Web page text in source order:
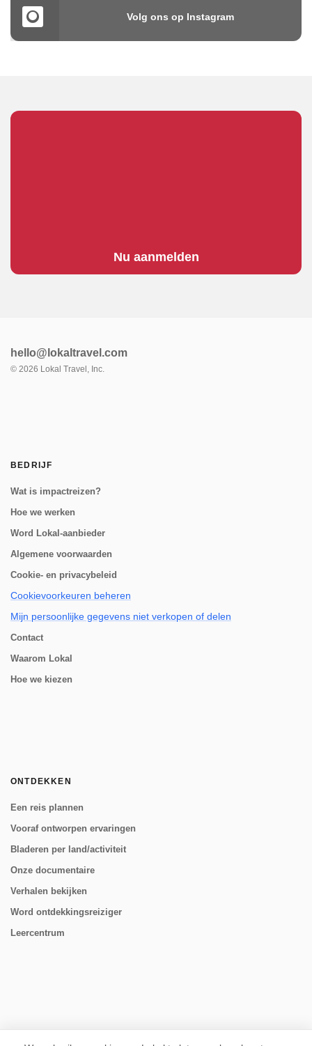
Volg ons op Instagram
Nu aanmelden
hello@lokaltravel.com
© 2026 Lokal Travel, Inc.
BEDRIJF
Wat is impactreizen?
Hoe we werken
Word Lokal-aanbieder
Algemene voorwaarden
Cookie- en privacybeleid
Cookievoorkeuren beheren
Mijn persoonlijke gegevens niet verkopen of delen
Contact
Waarom Lokal
Hoe we kiezen
ONTDEKKEN
Een reis plannen
Vooraf ontworpen ervaringen
Bladeren per land/activiteit
Onze documentaire
Verhalen bekijken
Word ontdekkingsreiziger
Leercentrum